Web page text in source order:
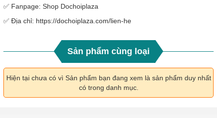
✅ Fanpage: Shop Dochoiplaza
✅ Địa chỉ: https://dochoiplaza.com/lien-he
Sản phẩm cùng loại
Hiện tại chưa có vì Sản phẩm bạn đang xem là sản phẩm duy nhất
có trong danh mục.